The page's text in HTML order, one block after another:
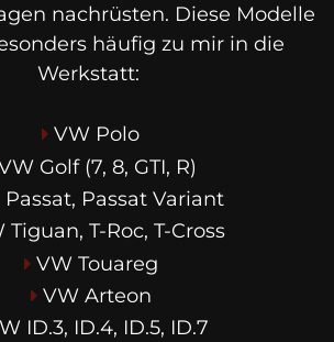
nachrüsten. Diese Modelle
häufig zu mir in die
Werkstatt:
VW Polo
Golf (7, 8, GTI, R)
Passat Variant
Tiguan, T-Roc, T-Cross
VW Touareg
VW Arteon
ID.3, ID.4, ID.5, ID.7